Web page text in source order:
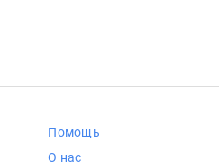
Помощь
О нас